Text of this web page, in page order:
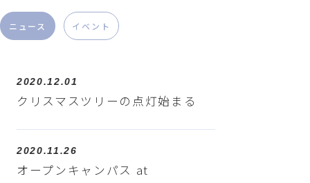
ニュース イベント
2020.12.01
クリスマスツリーの点灯始まる
2020.11.26
オープンキャンパス at